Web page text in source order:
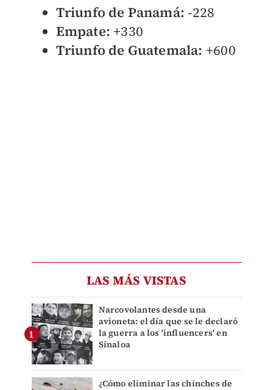
Triunfo de Panamá:-228
Empate:+330
Triunfo de Guatemala: +600​
LAS MÁS VISTAS
Narcovolantes desde una
avioneta: el día que se le declaró
la guerra a los 'influencers' en
Sinaloa
¿Cómo eliminar las chinches de